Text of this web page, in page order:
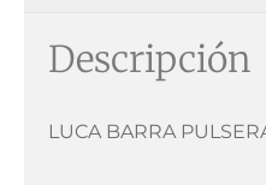
Descripción
LUCA BARRA